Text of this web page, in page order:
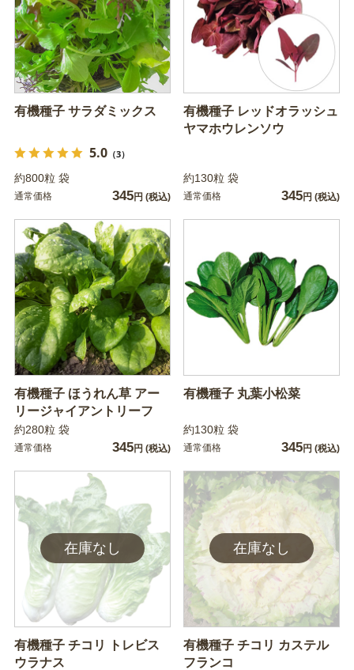
有機種子 サラダミックス
5.0（3）
約800粒 袋
通常価格 345円 (税込)
有機種子 レッドオラッシュ
ヤマホウレンソウ
約130粒 袋
通常価格 345円 (税込)
有機種子 ほうれん草 アー
リージャイアントリーフ
約280粒 袋
通常価格 345円 (税込)
有機種子 丸葉小松菜
約130粒 袋
通常価格 345円 (税込)
有機種子 チコリ トレビス
ウラナス
有機種子 チコリ カステル
フランコ